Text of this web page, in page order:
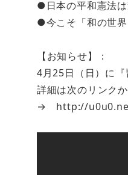
●日本の平和憲法
●今こそ「和の世
【お知らせ】：
4月25日（日）に
詳細は次のリン
→ http://